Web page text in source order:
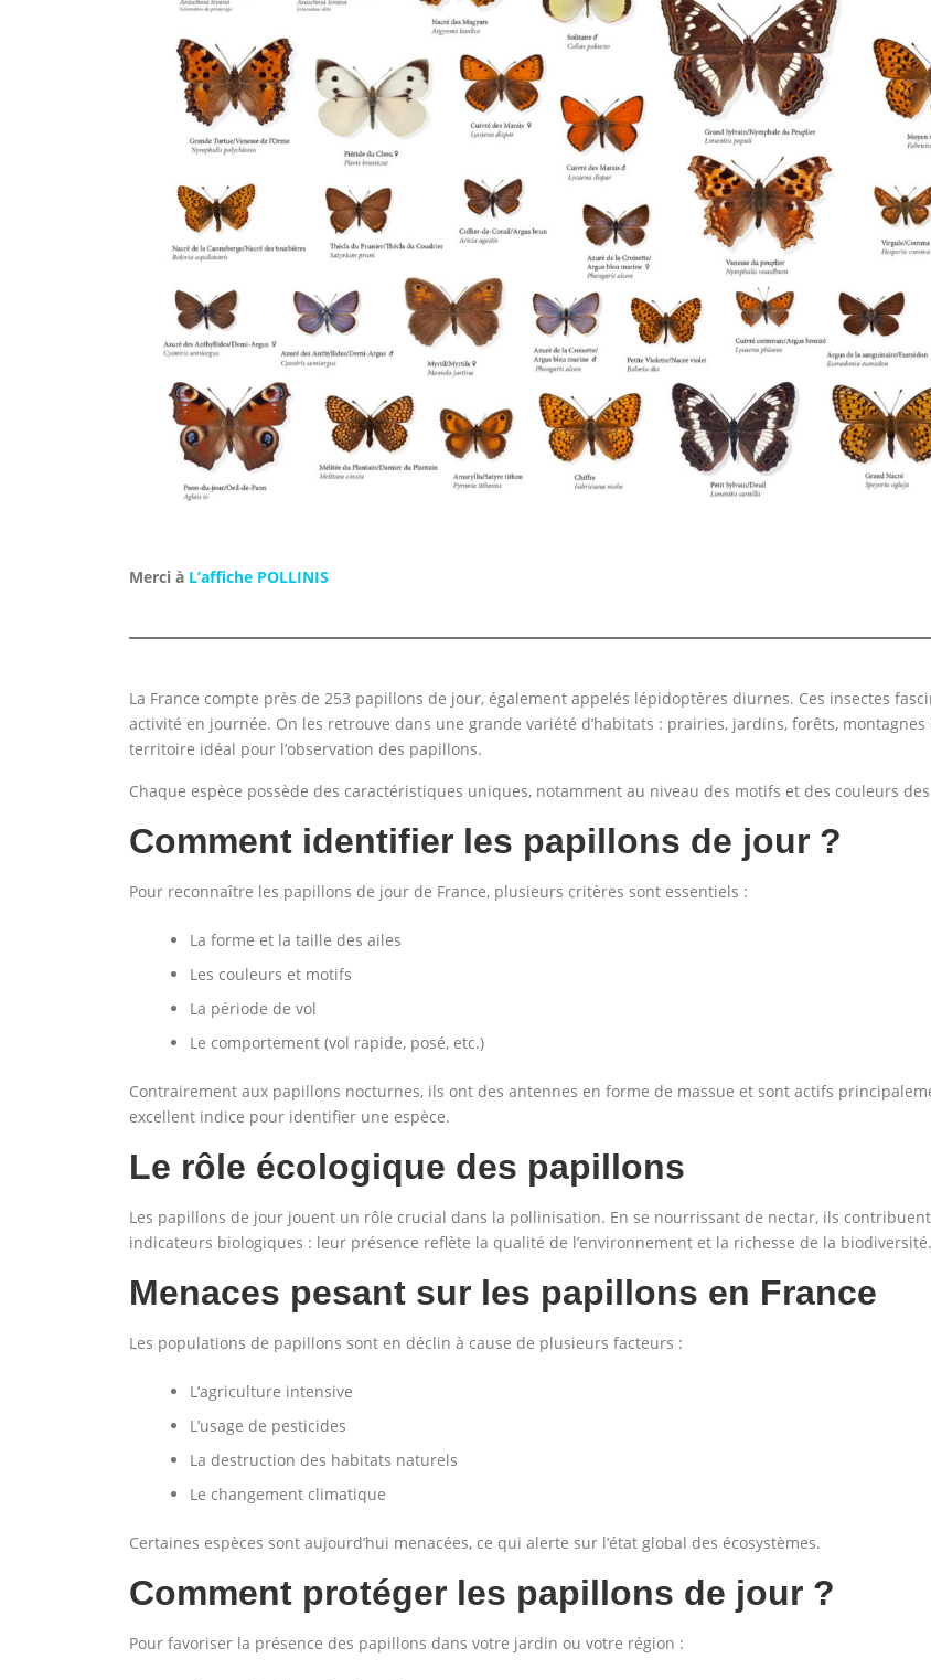
Merci à L’affiche POLLINIS
La France compte près de 253 papillons de jour, également appelés lépidoptères diurnes. Ces insectes
activité en journée. On les retrouve dans une grande variété d’habitats : prairies, jardins, forêts,
territoire idéal pour l’observation des papillons.
Chaque espèce possède des caractéristiques uniques, notamment au niveau des motifs et des couleurs
Comment identifier les papillons de jour ?
Pour reconnaître les papillons de jour de France, plusieurs critères sont essentiels :
La forme et la taille des ailes
Les couleurs et motifs
La période de vol
Le comportement (vol rapide, posé, etc.)
Contrairement aux papillons nocturnes, ils ont des antennes en forme de massue et sont actifs
excellent indice pour identifier une espèce.
Le rôle écologique des papillons
Les papillons de jour jouent un rôle crucial dans la pollinisation. En se nourrissant de nectar, ils
indicateurs biologiques : leur présence reflète la qualité de l’environnement et la richesse de la biodiversité.
Menaces pesant sur les papillons en France
Les populations de papillons sont en déclin à cause de plusieurs facteurs :
L’agriculture intensive
L’usage de pesticides
La destruction des habitats naturels
Le changement climatique
Certaines espèces sont aujourd’hui menacées, ce qui alerte sur l’état global des écosystèmes.
Comment protéger les papillons de jour ?
Pour favoriser la présence des papillons dans votre jardin ou votre région :